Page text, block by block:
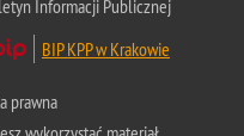
Informacji Publicznej
BIP KPP w Krakowie
prawna